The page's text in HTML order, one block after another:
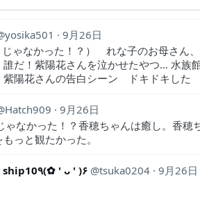
yosika501
9月26日
ゃなかった！？） れな子のお母さん
だ！紫陽花さんを泣かせたやつ… 水族
陽花さんの告白シーン ドキドキした
Hatch909
9月26日
なかった！？香穂ちゃんは癒し。香穂
っと観たかった。
arika 𝕏 ship10٩(✿ ' ᴗ ' )۶ tsuka0204 9月26日